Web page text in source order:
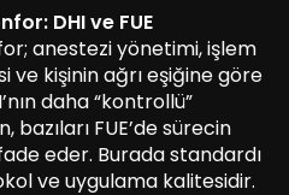
DHI ve FUE
anestezi yönetimi, işlem
ve kişinin ağrı eşiğine göre
daha “kontrollü”
bazıları FUE’de sürecin
eder. Burada standardı
ve uygulama kalitesidir.